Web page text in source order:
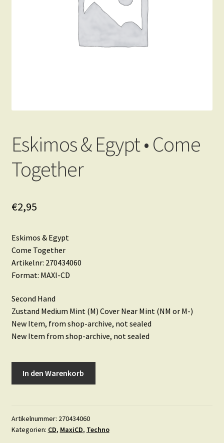
Eskimos & Egypt • Come
Together
€2,95
Eskimos & Egypt
Come Together
Artikelnr: 270434060
Format: MAXI-CD
Second Hand
Zustand Medium Mint (M) Cover Near Mint (NM or M-)
New Item, from shop-archive, not sealed
New Item from shop-archive, not sealed
Come
Together
In den Warenkorb
Artikelnummer: 270434060
Kategorien: CD, MaxiCD, Techno